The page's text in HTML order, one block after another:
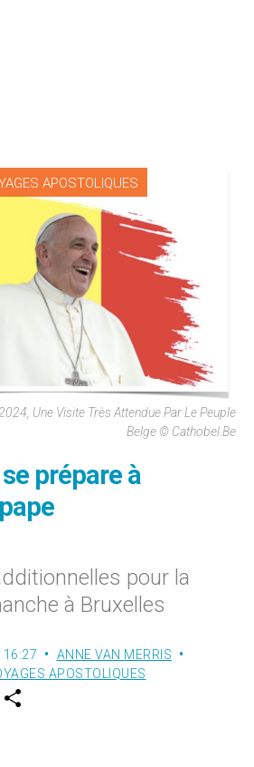
APOSTOLIQUES
Une Visite Très Attendue Par Le Peuple
Belge © Cathobel.be
prépare à
pour la
à Bruxelles
16:27
ANNE VAN MERRIS
APOSTOLIQUES
w